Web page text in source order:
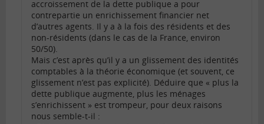
accroissement de la dette publique a pour
contrepartie un enrichissement financier net
d’autres agents. Il y a à la fois des résidents et des
non-résidents (dans le cas de la France, environ
50/50).
Mais c’est après qu’il y a un glissement des identités
comptables à la théorie économique (et souvent, ce
glissement n’est pas explicité). Déduire que « plus la
dette publique augmente, plus les ménages
s’enrichissent » est trompeur, pour deux raisons
nous semble-t-il :